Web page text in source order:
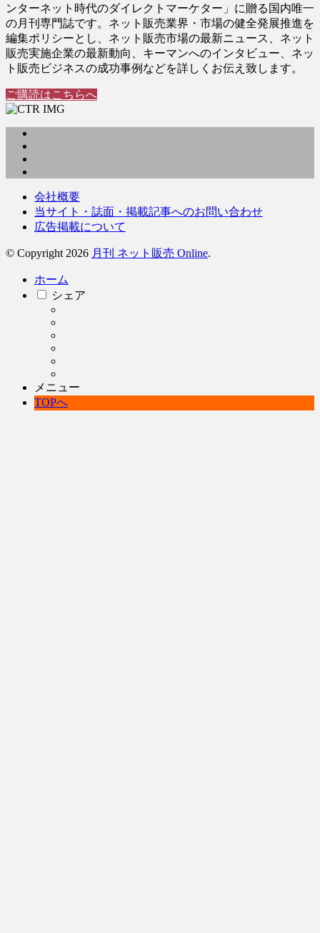
ンターネット時代のダイレクトマーケター」に贈る国内唯一
の月刊専門誌です。ネット販売業界・市場の健全発展推進を
編集ポリシーとし、ネット販売市場の最新ニュース、ネット
販売実施企業の最新動向、キーマンへのインタビュー、ネッ
ト販売ビジネスの成功事例などを詳しくお伝え致します。
ご購読はこちらへ
会社概要
当サイト・誌面・掲載記事へのお問い合わせ
広告掲載について
© Copyright 2026 月刊 ネット販売 Online.
ホーム
シェア
メニュー
TOPへ